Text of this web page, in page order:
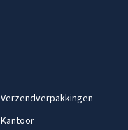
Verzendverpakkingen
Kantoor